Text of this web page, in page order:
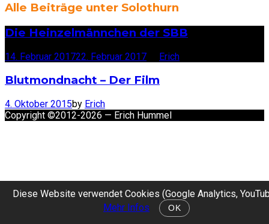
Alle Beiträge unter Solothurn
Die Heinzelmännchen der SBB
14. Februar 201722. Februar 2017 Erich
Blutmondnacht – Der Film
4. Oktober 2015by Erich
Copyright ©2012-2026 — Erich Hummel
Diese Website verwendet Cookies (Google Analytics,
Mehr Infos
OK